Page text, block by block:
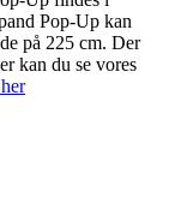
Pop-Up kan
på 225 cm. Der
kan du se vores